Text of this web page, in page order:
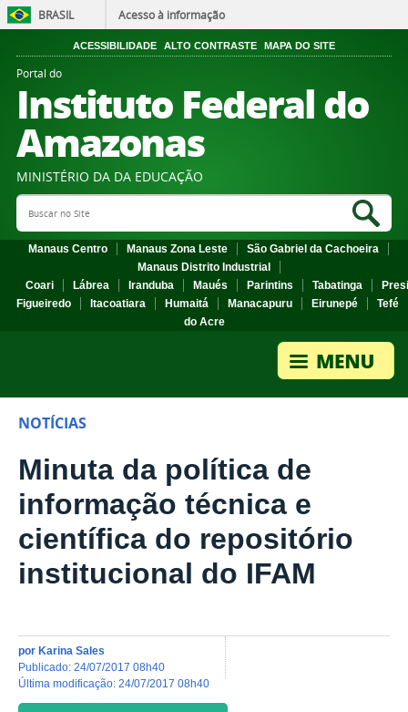
BRASIL Acesso à informação
ACESSIBILIDADE ALTO CONTRASTE MAPA DO SITE
Portal do
Instituto Federal do
Amazonas
MINISTÉRIO DA DA EDUCAÇÃO
Search Site
Manaus Centro Manaus Zona Leste
São Gabriel da Cachoeira
Manaus Distrito Industrial
Coari
Lábrea Iranduba Maués Parintins Tabatinga
Figueiredo
Itacoatiara Humaitá Manacapuru Eirunepé
Tefé
do Acre
NOTÍCIAS
Minuta da política de
informação técnica e
científica do repositório
institucional do IFAM
por Karina Sales
publicado: 24/07/2017 08h40
última modificação: 24/07/2017 08h40